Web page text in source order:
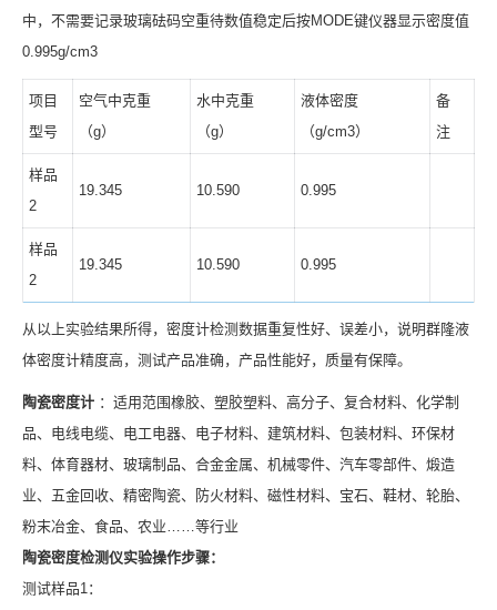
中，不需要记录玻璃砝码空重待数值稳定后按MODE键仪器显示密度值
0.995g/cm3
项目
型号
空气中克重
（g）
水中克重
（g）
液体密度
（g/cm3）
备
注
样品
2
19.345 10.590 0.995
样品
2
19.345 10.590 0.995
从以上实验结果所得，密度计检测数据重复性好、误差小，说明群隆液
体密度计精度高，测试产品准确，产品性能好，质量有保障。
陶瓷密度计 ：适用范围橡胶、塑胶塑料、高分子、复合材料、化学制
品、电线电缆、电工电器、电子材料、建筑材料、包装材料、环保材
料、体育器材、玻璃制品、合金金属、机械零件、汽车零部件、煅造
业、五金回收、精密陶瓷、防火材料、磁性材料、宝石、鞋材、轮胎、
粉末冶金、食品、农业……等行业
陶瓷密度检测仪实验操作步骤：
测试样品1：